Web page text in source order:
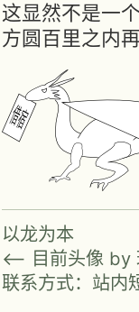
这显然不是一
方圆百里之内
以龙为本
<-- 目前头像 by
联系方式：站内